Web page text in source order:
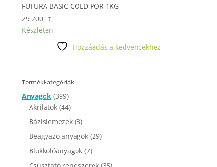
FUTURA BASIC COLD POR 1KG
29 200 Ft
Készleten
Hozzáadás a kedvencekhez
Termékkategóriák
Anyagok (399)
Akrilátok (44)
Bázislemezek (3)
Beágyazó anyagok (29)
Blokkolóanyagok (7)